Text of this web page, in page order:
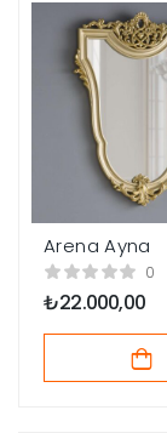
Arena Ayna
0
₺22.000,00